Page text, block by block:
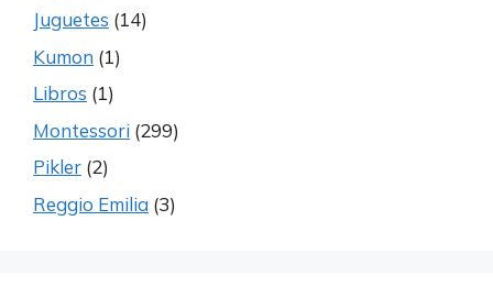
Juguetes (14)
Kumon (1)
Libros (1)
Montessori (299)
Pikler (2)
Reggio Emilia (3)